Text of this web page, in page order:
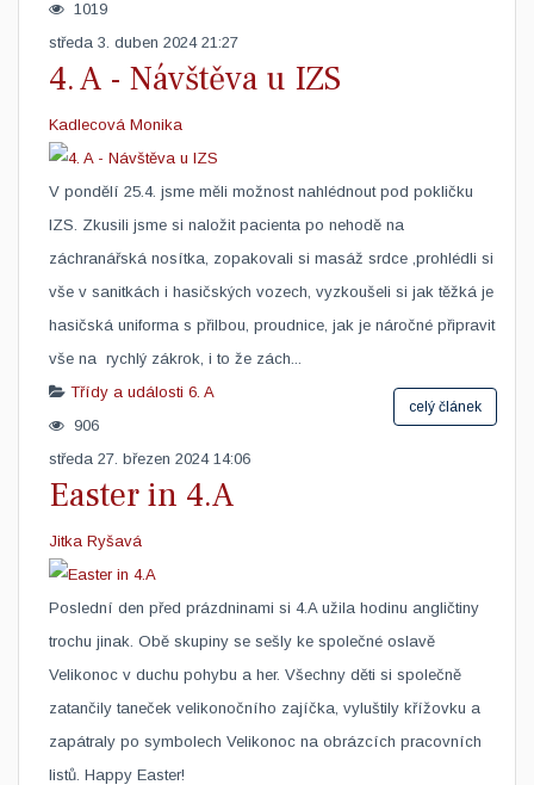
1019
středa 3. duben 2024 21:27
4. A - Návštěva u IZS
Kadlecová Monika
V pondělí 25.4. jsme měli možnost nahlédnout pod pokličku
IZS. Zkusili jsme si naložit pacienta po nehodě na
záchranářská nosítka, zopakovali si masáž srdce ,prohlédli si
vše v sanitkách i hasičských vozech, vyzkoušeli si jak těžká je
hasičská uniforma s přilbou, proudnice, jak je náročné připravit
vše na rychlý zákrok, i to že zách...
celý článek
Třídy a události 6. A
906
středa 27. březen 2024 14:06
Easter in 4.A
Jitka Ryšavá
​Poslední den před prázdninami si 4.A užila hodinu angličtiny
trochu jinak. Obě skupiny se sešly ke společné oslavě
Velikonoc v duchu pohybu a her. Všechny děti si společně
zatančily taneček velikonočního zajíčka, vyluštily křížovku a
zapátraly po symbolech Velikonoc na obrázcích pracovních
listů. Happy Easter! ​